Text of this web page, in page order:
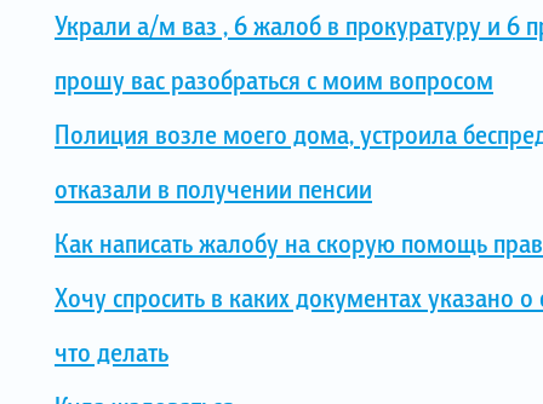
Украли а/м ваз , 6 жалоб в прокуратуру и 6
прошу вас разобраться с моим вопросом
Полиция возле моего дома, устроила
отказали в получении пенсии
Как написать жалобу на скорую помощь
Хочу спросить в каких документах указано
что делать